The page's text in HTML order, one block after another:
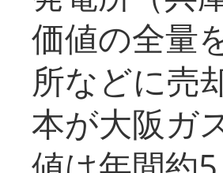
価値の全量
所などに売
本が大阪ガ